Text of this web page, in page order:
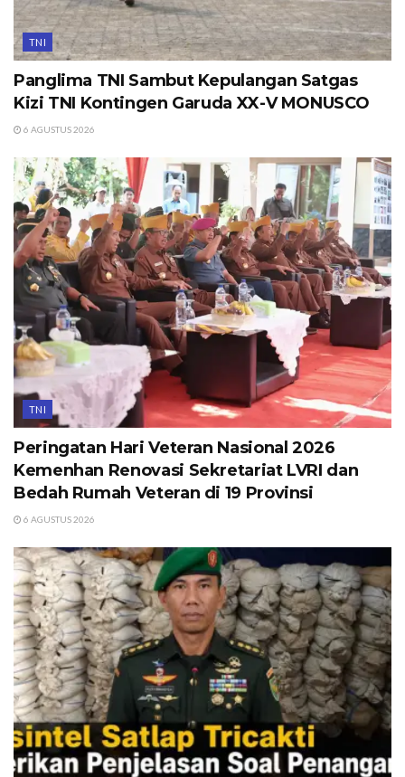
TNI
Panglima TNI Sambut Kepulangan Satgas
Kizi TNI Kontingen Garuda XX-V MONUSCO
6 AGUSTUS 2026
TNI
Peringatan Hari Veteran Nasional 2026
Kemenhan Renovasi Sekretariat LVRI dan
Bedah Rumah Veteran di 19 Provinsi
6 AGUSTUS 2026